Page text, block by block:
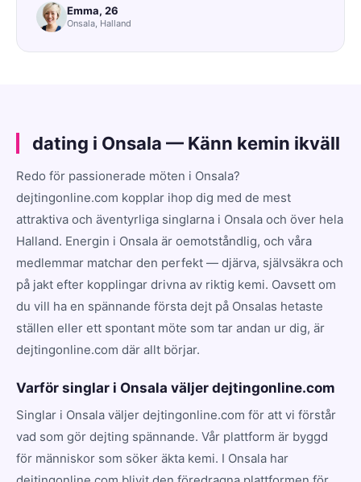
Emma, 26
Onsala, Halland
dating i Onsala — Känn kemin ikväll
Redo för passionerade möten i Onsala?
dejtingonline.com kopplar ihop dig med de mest
attraktiva och äventyrliga singlarna i Onsala och över hela
Halland. Energin i Onsala är oemotståndlig, och våra
medlemmar matchar den perfekt — djärva, självsäkra och
på jakt efter kopplingar drivna av riktig kemi. Oavsett om
du vill ha en spännande första dejt på Onsalas hetaste
ställen eller ett spontant möte som tar andan ur dig, är
dejtingonline.com där allt börjar.
Varför singlar i Onsala väljer dejtingonline.com
Singlar i Onsala väljer dejtingonline.com för att vi förstår
vad som gör dejting spännande. Vår plattform är byggd
för människor som söker äkta kemi. I Onsala har